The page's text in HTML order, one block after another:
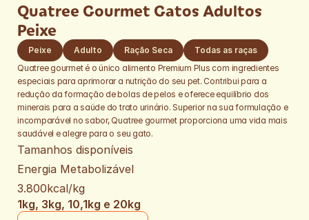
Quatree Gourmet Gatos Adultos
Peixe
Peixe Adulto Ração Seca
Todas as raças
Quatree gourmet é o único alimento Premium Plus com ingredientes
especiais para aprimorar a nutrição do seu pet. Contribui para a
redução da formação de bolas de pelos e oferece equilíbrio dos
minerais para a saúde do trato urinário. Superior na sua formulação e
incomparável no sabor, Quatree gourmet proporciona uma vida mais
saudável e alegre para o seu gato.​
Tamanhos disponíveis
Energia Metabolizável
3.800kcal/kg
1kg, 3kg, 10,1kg e 20kg